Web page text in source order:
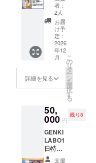
ンディ
ングで
は好み
のカー
ドを選
べます
が、将
ではラ
ンダム
す。 科
学の魅
力を身
近に感
じられ
る、こ
欄もあ
りま
す！
に書き
下ろし
てくだ
さいま
した！
今回
は、元
気先生
と安部
さんが
のロイ
ヤル・
ル古生
物博物
館に展
示され
(小)】
錬金術
実験に
関する
動画内
でお名
前掲載
いたし
ます。
世界初
の錬金
す実験
動画に
ご協力
くださ
い！ ※
備考欄
に掲載
者：
2人
お届
け予
定：
2026
年12
月
詳細を見る
こ
の
リ
タ
ー
ン
を
選
択
す
る
50,
000 円
残り8
GENKI
LABO1
日特別
実験教
支援